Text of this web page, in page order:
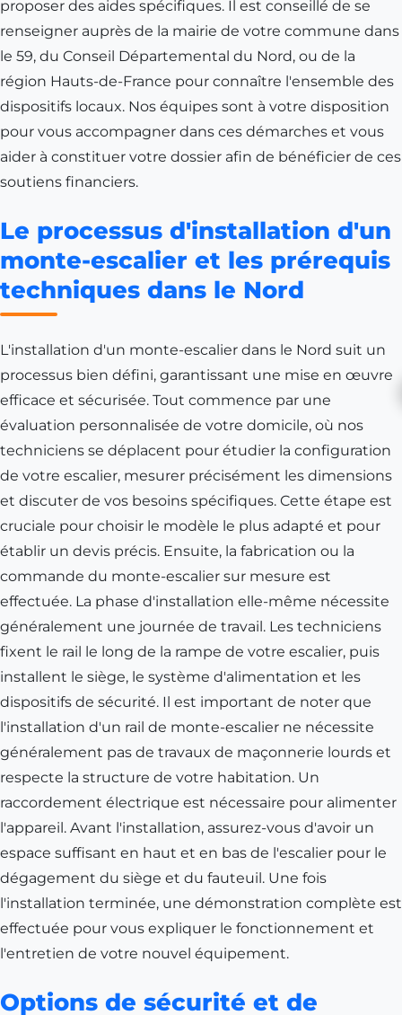
proposer des aides spécifiques. Il est conseillé de se
renseigner auprès de la mairie de votre commune dans
le 59, du Conseil Départemental du Nord, ou de la
région Hauts-de-France pour connaître l'ensemble des
dispositifs locaux. Nos équipes sont à votre disposition
pour vous accompagner dans ces démarches et vous
aider à constituer votre dossier afin de bénéficier de ces
soutiens financiers.
Le processus d'installation d'un
monte-escalier et les prérequis
techniques dans le Nord
L'installation d'un monte-escalier dans le Nord suit un
processus bien défini, garantissant une mise en œuvre
efficace et sécurisée. Tout commence par une
évaluation personnalisée de votre domicile, où nos
techniciens se déplacent pour étudier la configuration
de votre escalier, mesurer précisément les dimensions
et discuter de vos besoins spécifiques. Cette étape est
cruciale pour choisir le modèle le plus adapté et pour
établir un devis précis. Ensuite, la fabrication ou la
commande du monte-escalier sur mesure est
effectuée. La phase d'installation elle-même nécessite
généralement une journée de travail. Les techniciens
fixent le rail le long de la rampe de votre escalier, puis
installent le siège, le système d'alimentation et les
dispositifs de sécurité. Il est important de noter que
l'installation d'un rail de monte-escalier ne nécessite
généralement pas de travaux de maçonnerie lourds et
respecte la structure de votre habitation. Un
raccordement électrique est nécessaire pour alimenter
l'appareil. Avant l'installation, assurez-vous d'avoir un
espace suffisant en haut et en bas de l'escalier pour le
dégagement du siège et du fauteuil. Une fois
l'installation terminée, une démonstration complète est
effectuée pour vous expliquer le fonctionnement et
l'entretien de votre nouvel équipement.
Options de sécurité et de